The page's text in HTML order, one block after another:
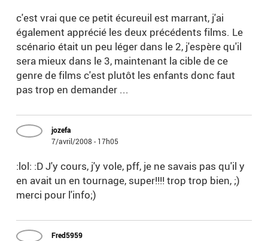
c'est vrai que ce petit écureuil est marrant, j'ai
également apprécié les deux précédents films. Le
scénario était un peu léger dans le 2, j'espère qu'il
sera mieux dans le 3, maintenant la cible de ce
genre de films c'est plutôt les enfants donc faut
pas trop en demander ...
jozefa
7/avril/2008 - 17h05
:lol: :D J'y cours, j'y vole, pff, je ne savais pas qu'il y
en avait un en tournage, super!!!! trop trop bien, ;)
merci pour l'info;)
Fred5959